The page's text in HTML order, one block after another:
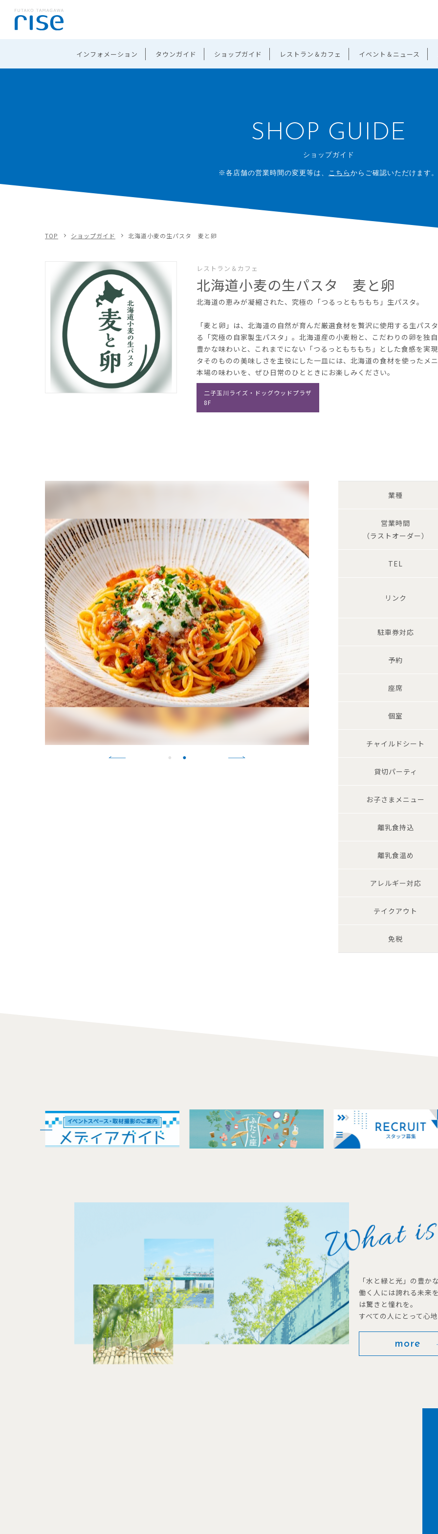
インフォメーション タウンガイド ショップガイド レストラン＆カフェ イベント＆ニュース
SHOP GUIDE
ショップガイド
※各店舗の営業時間の変更等は、 こちら からご確認いただけます。
TOP ショップガイド 北海道小麦の生パスタ 麦と卵
レストラン＆カフェ
北海道小麦の生パスタ 麦と卵
北海道の恵みが凝縮された、究極の「つるっともちもち」生パスタ。
「麦と卵」は、北海道の自然が育んだ厳選食材を贅沢に使用する生パ
る「究極の自家製生パスタ」。北海道産の小麦粉と、こだわりの卵を独
豊かな味わいと、これまでにない「つるっともちもち」とした食感を実
タそのものの美味しさを主役にした一皿には、北海道の食材を使ったメ
本場の味わいを、ぜひ日常のひとときにお楽しみください。
二子玉川ライズ・ドッグウッドプラザ
8F
業種
営業時間
（ラストオーダー）
TEL
リンク
駐車券対応
予約
座席
個室
チャイルド シート
貸切パーティ
お子さま メニュー
離乳食持込
離乳食温め
アレルギー対応
テイク アウト
免税
「水と緑と光」の豊か
働く人には誇れる未来
は驚きと憧れを。
すべての人にとって心
more